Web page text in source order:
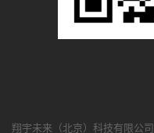
翔宇未来（北京）科技有限公司